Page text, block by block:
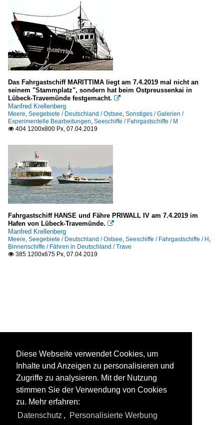
Das Fahrgastschiff MARITTIMA liegt am 7.4.2019 mal nicht an
seinem "Stammplatz", sondern hat beim Ostpreussenkai in
Lübeck-Travemünde festgemacht. 
Manfred Krellenberg
Meere, Seegebiete / Deutschland / Ostsee, Sonstiges / Galerien /
Experimentelle Bearbeitungen, Seeschiffe / Fahrgastschiffe / M
 404 1200x800 Px, 07.04.2019
Fahrgastschiff HANSE und Fähre PRIWALL IV am 7.4.2019 im
Hafen von Lübeck-Travemünde. 
Manfred Krellenberg
Meere, Seegebiete / Deutschland / Ostsee, Seeschiffe / Fahrgastschiffe / H,
Binnenschiffe / Fähren in Deutschland / Trave
 385 1200x675 Px, 07.04.2019
Diese Webseite verwendet Cookies, um
Inhalte und Anzeigen zu personalisieren und
Zugriffe zu analysieren. Mit der Nutzung
stimmen Sie der Verwendung von Cookies
zu. Mehr erfahren:
Datenschutz , Personalisierte Werbung